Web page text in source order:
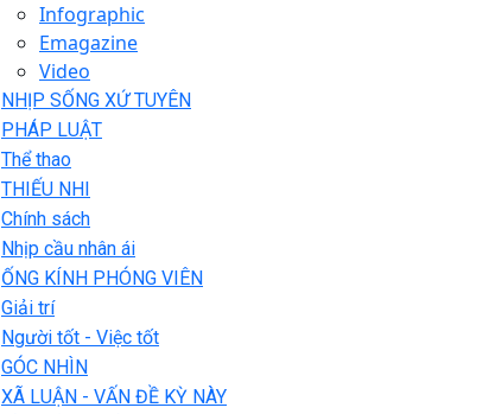
Infographic
Emagazine
Video
NHỊP SỐNG XỨ TUYÊN
PHÁP LUẬT
Thể thao
THIẾU NHI
Chính sách
Nhịp cầu nhân ái
ỐNG KÍNH PHÓNG VIÊN
Giải trí
Người tốt - Việc tốt
GÓC NHÌN
XÃ LUẬN - VẤN ĐỀ KỲ NÀY